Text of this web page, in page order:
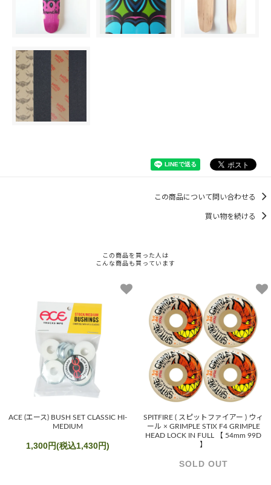
この商品について問い合わせる
買い物を続ける
この商品を買った人は
こんな商品も買っています
ACE (エース) BUSH SET CLASSIC HI-
MEDIUM
1,300円(税込1,430円)
SPITFIRE ( スピットファイアー ) ウィ
ール × GRIMPLE STIX F4 GRIMPLE
HEAD LOCK IN FULL 【 54mm 99D
】
SOLD OUT